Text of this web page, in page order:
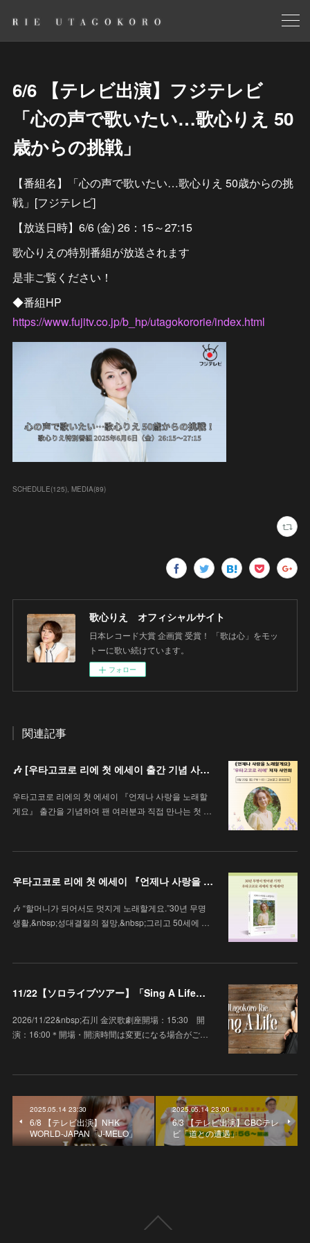
6/6 【テレビ出演】フジテレビ
「心の声で歌いたい…歌心りえ 50
歳からの挑戦」
【番組名】「心の声で歌いたい…歌心りえ 50歳からの挑
戦」[フジテレビ]
【放送日時】6/6 (金) 26：15～27:15
歌心りえの特別番組が放送されます
是非ご覧ください！
◆番組HP
https://www.fujitv.co.jp/b_hp/utagokororie/index.html
SCHEDULE(125) MEDIA(89)
歌心りえ オフィシャルサイト
日本レコード大賞 企画賞 受賞！ 「歌は心」をモッ
トーに歌い続けています。
フォロー
関連記事
🎶 [우타고코로 리에 첫 에세이 출간 기념 사인회 안내 / 歌心りえ 初エッセイ出版記念サイン会のお知らせ]
우타고코로 리에의 첫 에세이 『언제나 사랑을 노래할
게요』 출간을 기념하여 팬 여러분과 직접 만나는 첫 …
우타고코로 리에 첫 에세이 『언제나 사랑을 노래할게요』
🎶 “할머니가 되어서도 멋지게 노래할게요.”30년 무명
생활,&nbsp;성대결절의 절망,&nbsp;그리고 50세에 …
11/22【ソロライブツアー】「Sing A Life」石川 金沢歌劇座
2026/11/22&nbsp;石川 金沢歌劇座開場：15:30 開
演：16:00＊開場・開演時間は変更になる場合がご…
2025.05.14 23:30
6/8 【テレビ出演】NHK
WORLD-JAPAN「J-MELO」
2025.05.14 23:00
6/3 【テレビ出演】CBCテレ
ビ「道との遭遇」